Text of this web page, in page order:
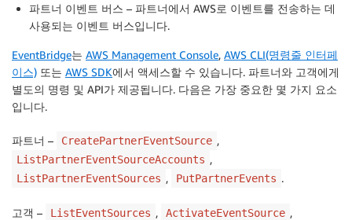
파트너 이벤트 버스 – 파트너에서 AWS로 이벤트를 전송하는 데
사용되는 이벤트 버스입니다.
EventBridge는 AWS Management Console, AWS CLI(명령줄 인터페
이스) 또는 AWS SDK에서 액세스할 수 있습니다. 파트너와 고객에게
별도의 명령 및 API가 제공됩니다. 다음은 가장 중요한 몇 가지 요소
입니다.
파트너 – CreatePartnerEventSource ,
ListPartnerEventSourceAccounts ,
ListPartnerEventSources , PutPartnerEvents .
고객 – ListEventSources , ActivateEventSource ,